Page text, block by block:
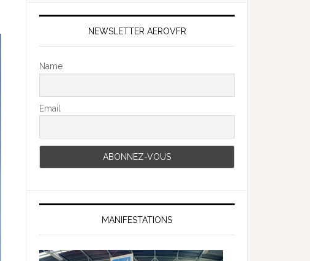
NEWSLETTER AEROVFR
Name
Email
MANIFESTATIONS